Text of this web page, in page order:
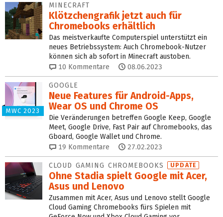
MINECRAFT
Klötzchengrafik jetzt auch für
Chromebooks erhältlich
Das meistverkaufte Computerspiel unterstützt ein
neues Betriebssystem: Auch Chromebook-Nutzer
können sich ab sofort in Minecraft austoben.
10 Kommentare 08.06.2023
MWC 2023
GOOGLE
Neue Features für Android-Apps,
Wear OS und Chrome OS
Die Veränderungen betreffen Google Keep, Google
Meet, Google Drive, Fast Pair auf Chromebooks, das
Gboard, Google Wallet und Chrome.
19 Kommentare 27.02.2023
CLOUD GAMING CHROMEBOOKS UPDATE
Ohne Stadia spielt Google mit Acer,
Asus und Lenovo
Zusammen mit Acer, Asus und Lenovo stellt Google
Cloud Gaming Chromebooks fürs Spielen mit